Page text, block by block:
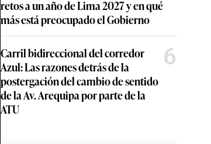
retos a un año de Lima 2027 y en qué
más está preocupado el Gobierno
Carril bidireccional del corredor
Azul: Las razones detrás de la
postergación del cambio de sentido
de la Av. Arequipa por parte de la
ATU
6